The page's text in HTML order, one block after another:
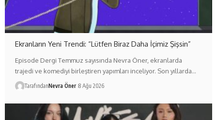
Ekranların Yeni Trendi: “Lütfen Biraz Daha İçimiz Şişsin”
Episode Dergi Temmuz sayısında Nevra Öner, ekranlarda
trajedi ve komediyi birleştiren yapımları inceliyor. Son yıllarda…
TarafındanNevra Öner 8 Ağu 2026